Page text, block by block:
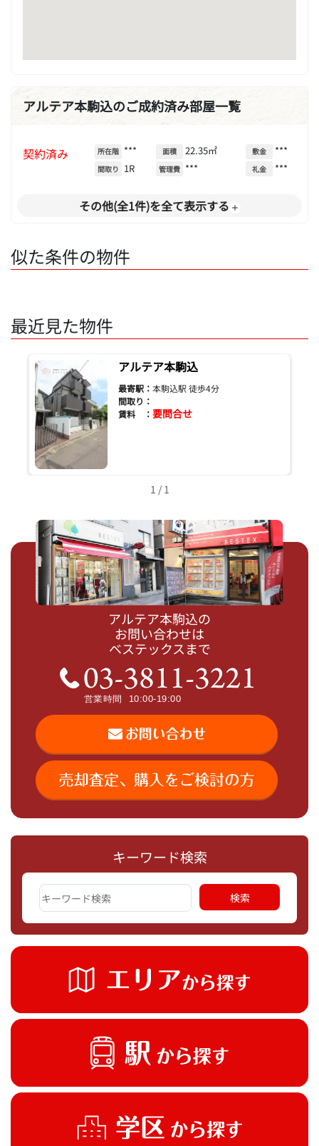
キーワード検索
アルテア本駒込のご成約済み部屋一覧
契約済み 所在階 ***
間取り 1R
面積 22.35㎡
管理費 ***
敷金 ***
礼金 ***
その他(全1件)を全て表示する
似た条件の物件
最近見た物件
アルテア本駒込
最寄駅： 本駒込駅 徒歩4分
間取り：
賃料 ： 要問合せ
1 / 1
アルテア本駒込の
お問い合わせは
ベステックスまで